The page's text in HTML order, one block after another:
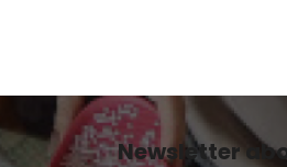
Newsletter